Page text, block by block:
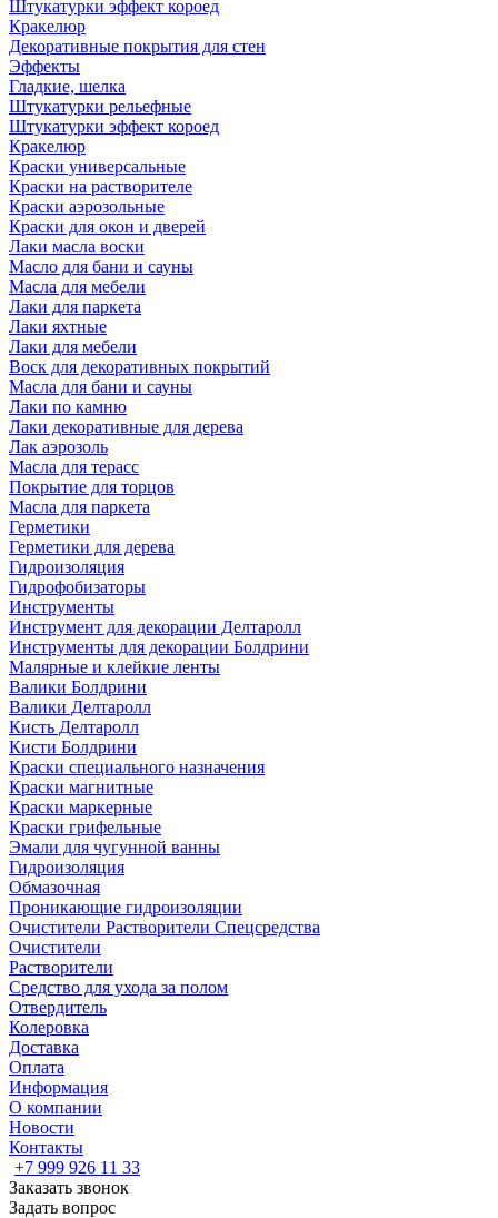
Штукатурки эффект короед
Кракелюр
Декоративные покрытия для стен
Эффекты
Гладкие, шелка
Штукатурки рельефные
Штукатурки эффект короед
Кракелюр
Краски универсальные
Краски на растворителе
Краски аэрозольные
Краски для окон и дверей
Лаки масла воски
Масло для бани и сауны
Масла для мебели
Лаки для паркета
Лаки яхтные
Лаки для мебели
Воск для декоративных покрытий
Масла для бани и сауны
Лаки по камню
Лаки декоративные для дерева
Лак аэрозоль
Масла для терасс
Покрытие для торцов
Масла для паркета
Герметики
Герметики для дерева
Гидроизоляция
Гидрофобизаторы
Инструменты
Инструмент для декорации Делтаролл
Инструменты для декорации Болдрини
Малярные и клейкие ленты
Валики Болдрини
Валики Делтаролл
Кисть Делтаролл
Кисти Болдрини
Краски специального назначения
Краски магнитные
Краски маркерные
Краски грифельные
Эмали для чугунной ванны
Гидроизоляция
Обмазочная
Проникающие гидроизоляции
Очистители Растворители Спецсредства
Очистители
Растворители
Средство для ухода за полом
Отвердитель
Колеровка
Доставка
Оплата
Информация
О компании
Новости
Контакты
+7 999 926 11 33
Заказать звонок
Задать вопрос